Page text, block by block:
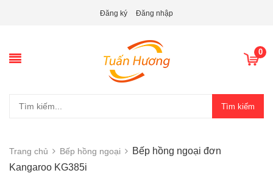
Đăng ký Đăng nhập
0
Tìm kiếm
Trang chủ Bếp hồng ngoại
Bếp hồng ngoại đơn
Kangaroo KG385i